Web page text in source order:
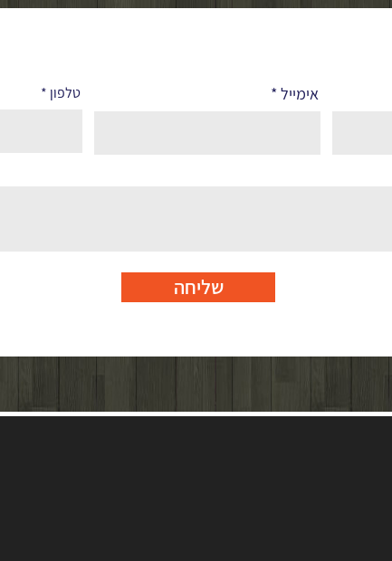
טלפון אימייל
שליחה